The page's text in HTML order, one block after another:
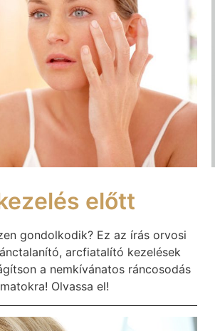
előtt
gondolkodik? Ez az írás orvosi
arcfiatalító kezelések
a nemkívánatos ráncosodás
Olvassa el!